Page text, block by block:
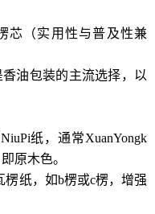
芯（实用性与普及性兼
油包装的主流选择，以
纸，通常XuanYongk
原木色。
楞纸，如b楞或c楞，增强